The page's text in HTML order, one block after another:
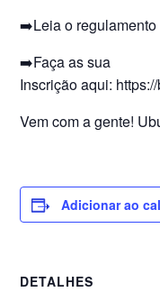
➡️Leia o regulamento
➡️Faça as sua
Inscrição aqui:
Vem com a gente!
Adicionar ao
DETALHES